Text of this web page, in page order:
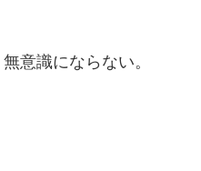
意識にならない。